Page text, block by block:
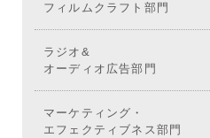
フィルムクラフト部門
ラジオ&
オーディオ広告部門
マーケティング・
エフェクティブネス部門